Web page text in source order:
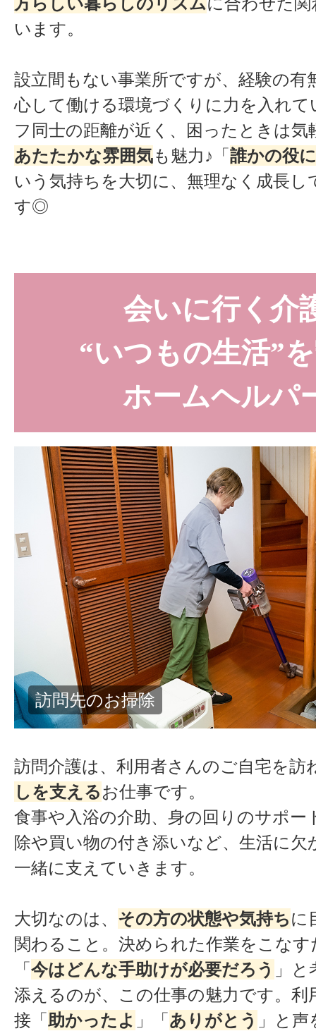
います。
設立間もない事業所ですが、経験の有
心して働ける環境づくりに力を入れ
フ同士の距離が近く、困ったときは気
あたたかな雰囲気も魅力♪「誰かの役
いう気持ちを大切に、無理なく成長し
す◎
会いに行く介
“いつもの生活”
ホームヘルパ
書類作成や事務業務を行うワークス
訪問介護は、利用者さんのご自宅を訪
しを支えるお仕事です。
食事や入浴の介助、身の回りのサポー
除や買い物の付き添いなど、生活に欠
一緒に支えていきます。
大切なのは、 その方の状態や気持ちに
関わること。決められた作業をこな
「今はどんな手助けが必要だろう 」
添えるのが、この仕事の魅力です。利
接「助かったよ 」「ありがとう 」と